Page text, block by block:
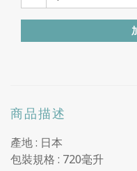
商品描述
產地 : 日本
包裝規格 : 720毫升